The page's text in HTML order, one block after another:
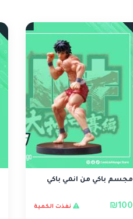
مجسم باكي من انمي باكي
₪100 نفذت الكمية